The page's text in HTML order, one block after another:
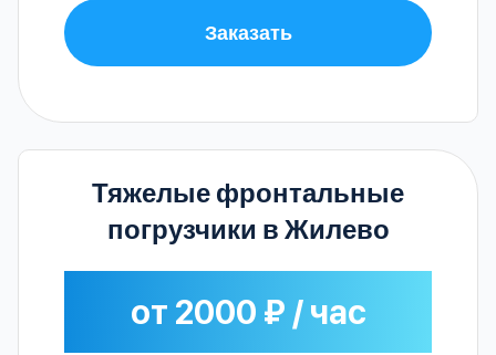
Заказать
Тяжелые фронтальные
погрузчики в Жилево
от 2000 ₽ / час